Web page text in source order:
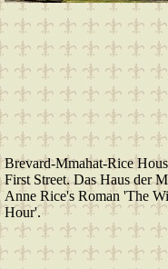
Brevard-Mmahat-Rice
First Street. Das Haus der
Anne Rice's Roman 'The
Hour'.